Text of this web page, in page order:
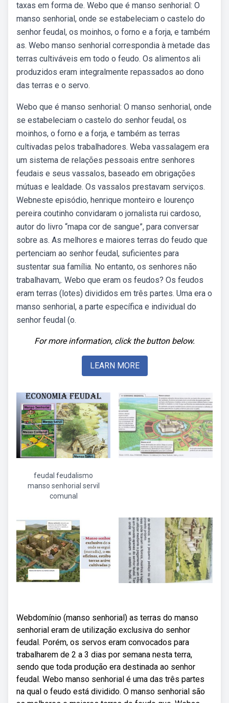
taxas em forma de. Webo que é manso senhorial: O
manso senhorial, onde se estabeleciam o castelo do
senhor feudal, os moinhos, o forno e a forja, e também
as. Webo manso senhorial correspondia à metade das
terras cultiváveis em todo o feudo. Os alimentos ali
produzidos eram integralmente repassados ao dono
das terras e o servo.
Webo que é manso senhorial: O manso senhorial, onde
se estabeleciam o castelo do senhor feudal, os
moinhos, o forno e a forja, e também as terras
cultivadas pelos trabalhadores. Weba vassalagem era
um sistema de relações pessoais entre senhores
feudais e seus vassalos, baseado em obrigações
mútuas e lealdade. Os vassalos prestavam serviços.
Webneste episódio, henrique monteiro e lourenço
pereira coutinho convidaram o jornalista rui cardoso,
autor do livro “mapa cor de sangue”, para conversar
sobre as. As melhores e maiores terras do feudo que
pertenciam ao senhor feudal, suficientes para
sustentar sua família. No entanto, os senhores não
trabalhavam,. Webo que eram os feudos? Os feudos
eram terras (lotes) divididos em três partes. Uma era o
manso senhorial, a parte específica e individual do
senhor feudal (o.
For more information, click the button below.
LEARN MORE
feudal feudalismo
manso senhorial servil
comunal
Webdomínio (manso senhorial) as terras do manso
senhorial eram de utilização exclusiva do senhor
feudal. Porém, os servos eram convocados para
trabalharem de 2 a 3 dias por semana nesta terra,
sendo que toda produção era destinada ao senhor
feudal. Webo manso senhorial é uma das três partes
na qual o feudo está dividido. O manso senhorial são